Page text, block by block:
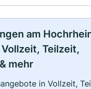
am
Teilzeit,
mehr
in Vollzeit,